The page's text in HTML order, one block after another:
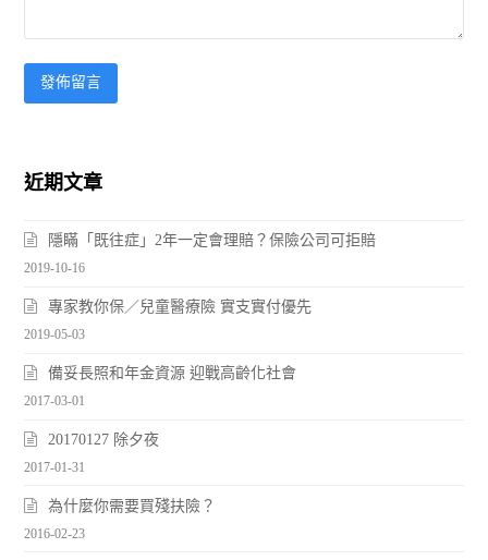
近期文章
隱瞞「既往症」2年一定會理賠？保險公司可拒賠
2019-10-16
專家教你保／兒童醫療險 實支實付優先
2019-05-03
備妥長照和年金資源 迎戰高齡化社會
2017-03-01
20170127 除夕夜
2017-01-31
為什麼你需要買殘扶險？
2016-02-23